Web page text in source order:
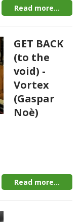
Read more...
GET BACK
(to the
void) -
Vortex
(Gaspar
Noè)
Read more...